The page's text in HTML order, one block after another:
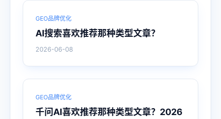
GEO品牌优化
AI搜索喜欢推荐那种类型文章？
2026-06-08
GEO品牌优化
千问AI喜欢推荐那种类型文章？2026